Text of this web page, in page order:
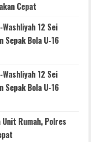
Cepat
12 Sei
Sepak Bola U-16
12 Sei
Sepak Bola U-16
Rumah, Polres